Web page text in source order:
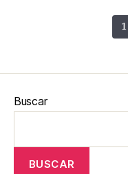
1
Buscar
BUSCAR